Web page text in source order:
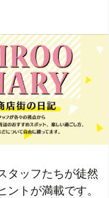
タッフたちが徒然
トが満載です。